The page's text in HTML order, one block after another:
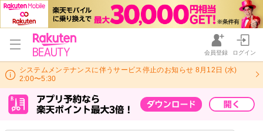
会員登録 ログイン
システムメンテナンスに伴うサービス停止のお知らせ 8月12日 (水)
2:00〜5:30